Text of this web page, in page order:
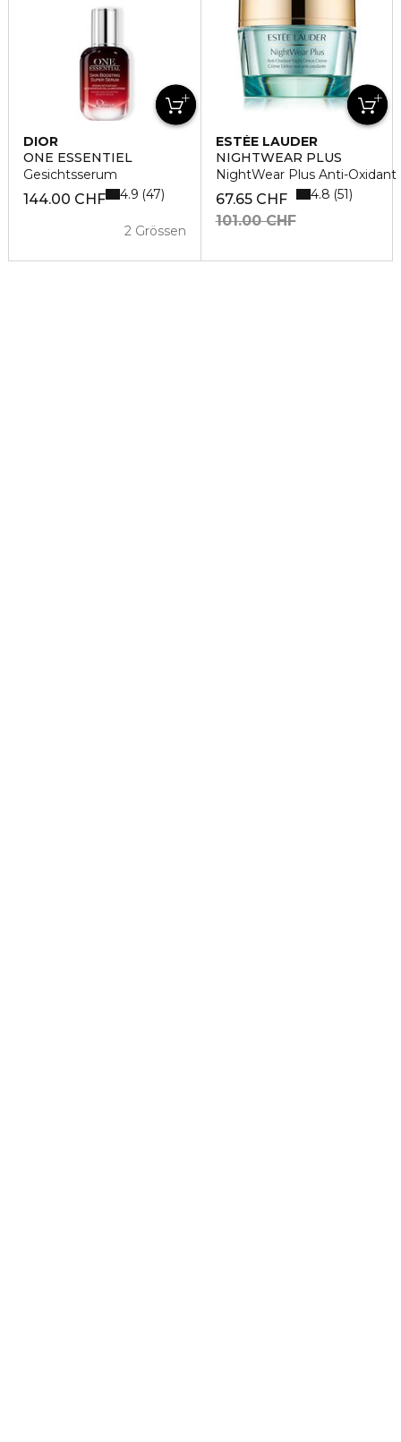
DIOR
ONE ESSENTIEL
Gesichtsserum
144.00 CHF
2 Grössen
4.9 47
ESTÉE LAUDER
NIGHTWEAR PLUS
NightWear Plus Anti-
67.65 CHF
101.00 CHF
4.8 51